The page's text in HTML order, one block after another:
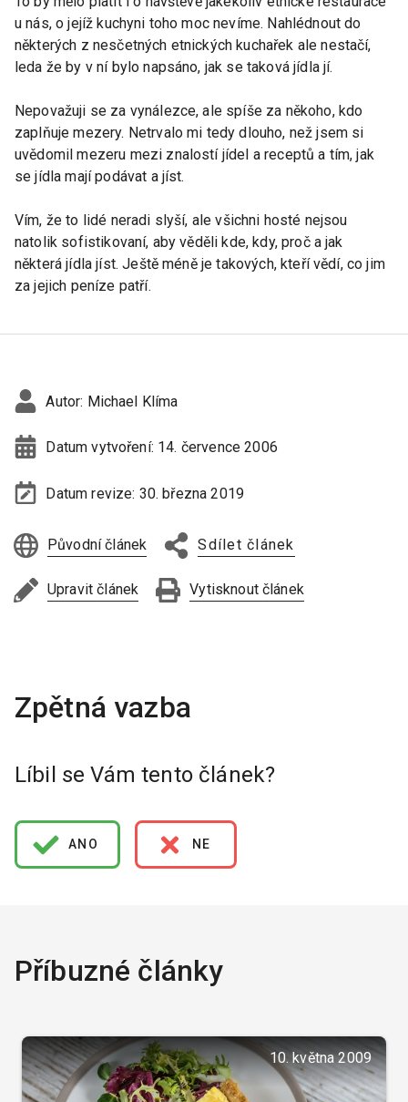
u nás, o jejíž kuchyni toho moc nevíme. Nahlédnout do
některých z nesčetných etnických kuchařek ale nestačí,
leda že by v ní bylo napsáno, jak se taková jídla jí.
Nepovažuji se za vynálezce, ale spíše za někoho, kdo
zaplňuje mezery. Netrvalo mi tedy dlouho, než jsem si
uvědomil mezeru mezi znalostí jídel a receptů a tím, jak
se jídla mají podávat a jíst.
Vím, že to lidé neradi slyší, ale všichni hosté nejsou
natolik sofistikovaní, aby věděli kde, kdy, proč a jak
některá jídla jíst. Ještě méně je takových, kteří vědí, co jim
za jejich peníze patří.
Autor: Michael Klíma
Datum vytvoření: 14. července 2006
Datum revize: 30. března 2019
Původní článek Sdílet článek
Upravit článek Vytisknout článek
Líbil se Vám tento článek?
ANO NE
Příbuzné články
10. května 2009